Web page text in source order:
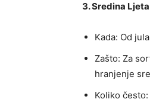
3. Sredina
Kada: Od
Zašto: Za
hranjenje
Koliko